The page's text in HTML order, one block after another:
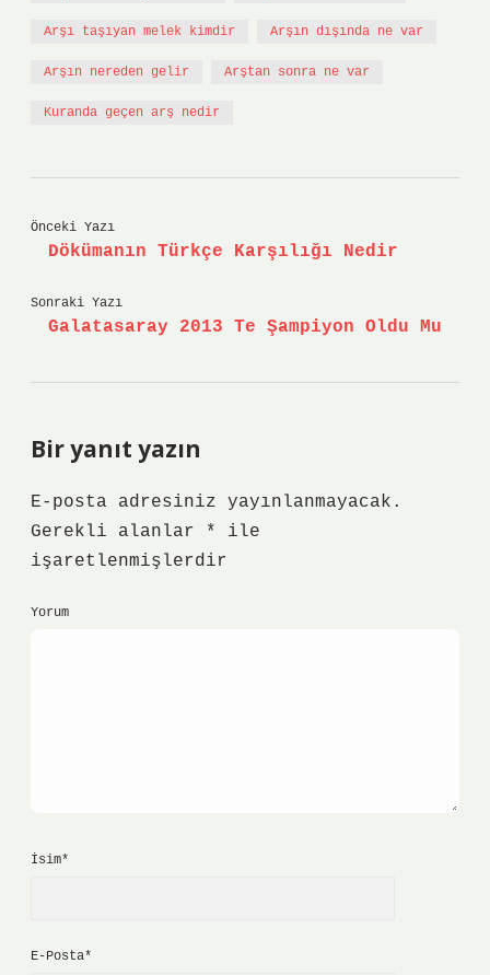
Arşı taşıyan melek kimdir Arşın dışında ne var
Arşın nereden gelir Arştan sonra ne var
Kuranda geçen arş nedir
Önceki Yazı
Dökümanın Türkçe Karşılığı Nedir
Sonraki Yazı
Galatasaray 2013 Te Şampiyon Oldu Mu
Bir yanıt yazın
E-posta adresiniz yayınlanmayacak.
Gerekli alanlar
*
ile
işaretlenmişlerdir
Yorum
İsim*
E-Posta*